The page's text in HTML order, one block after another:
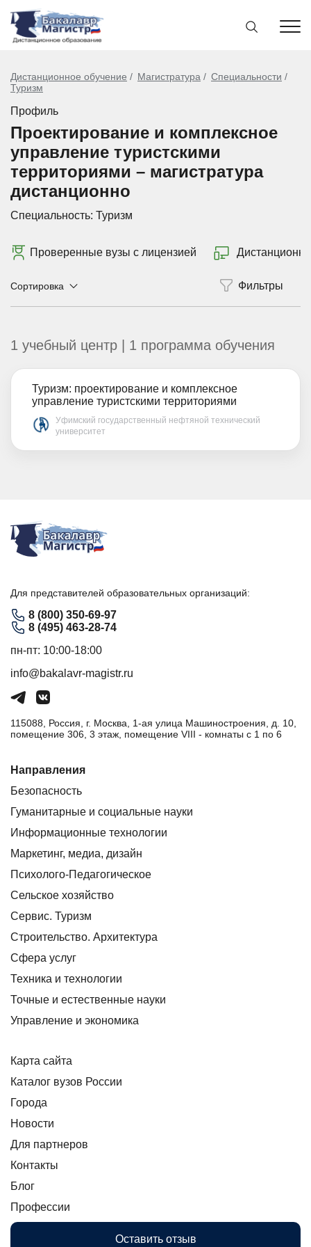
Дистанционное обучение Магистратура
Специальности
Туризм
Профиль
Проектирование и комплексное
управление туристскими
территориями – магистратура
дистанционно
Специальность: Туризм
Проверенные вузы с лицензией Дистанционно
Сортировка
1 учебный центр | 1 программа обучения
Туризм: проектирование и комплексное
управление туристскими территориями
Уфимский государственный нефтяной технический
университет
Для представителей образовательных организаций:
8 (800) 350-69-97
8 (495) 463-28-74
пн-пт: 10:00-18:00
info@bakalavr-magistr.ru
115088, Россия, г. Москва, 1-ая улица Машиностроения, д. 10,
помещение 306, 3 этаж, помещение VIII - комнаты с 1 по 6
Направления
Безопасность
Гуманитарные и социальные науки
Информационные технологии
Маркетинг, медиа, дизайн
Психолого-Педагогическое
Сельское хозяйство
Сервис. Туризм
Строительство. Архитектура
Сфера услуг
Техника и технологии
Точные и естественные науки
Управление и экономика
Карта сайта
Каталог вузов России
Города
Новости
Для партнеров
Контакты
Блог
Профессии
Оставить отзыв